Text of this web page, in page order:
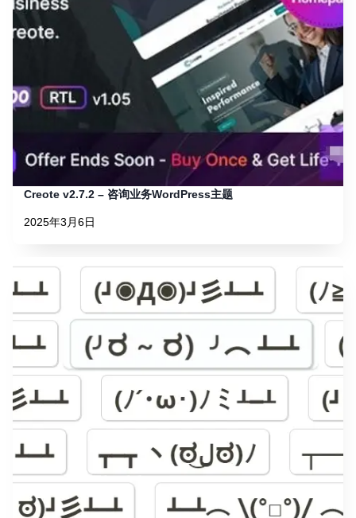
Creote v2.7.2 – 咨询业务WordPress主题
2025年3月6日